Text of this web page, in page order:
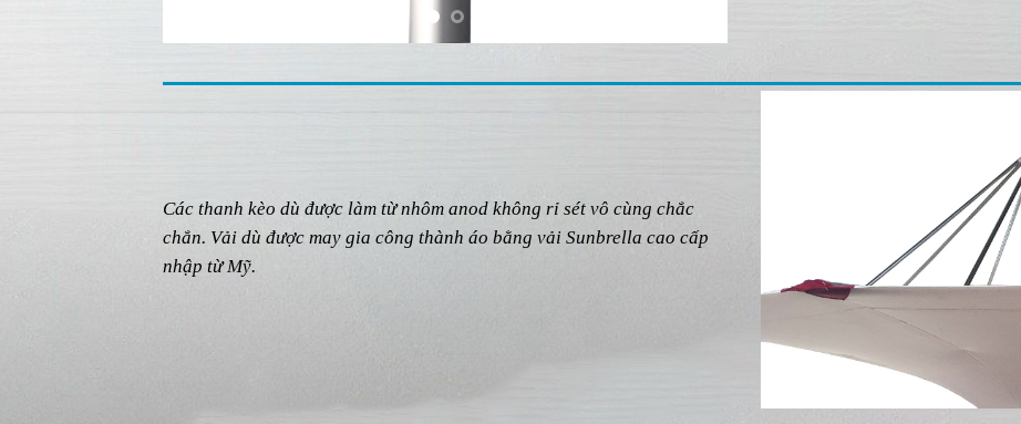
Các thanh kèo dù được làm từ nhôm anod không rỉ sét vô cùng chắc
chắn. Vải dù được may gia công thành áo bằng vải Sunbrella cao cấp
nhập từ Mỹ.